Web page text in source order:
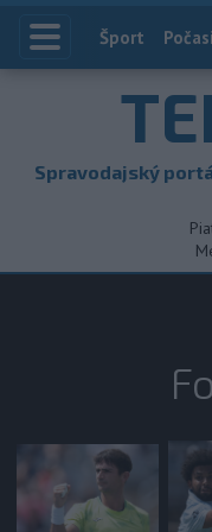
Index
Šport
Spravodajský